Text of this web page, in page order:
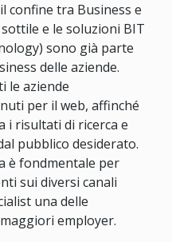
confine tra Business e
e le soluzioni BIT
sono già parte
delle aziende.
le aziende
per il web, affinché
i risultati di ricerca e
pubblico desiderato.
è fondmentale per
sui diversi canali
una delle
employer.